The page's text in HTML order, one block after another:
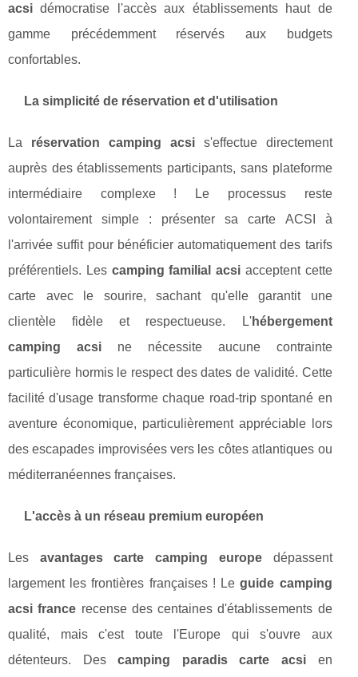
acsi démocratise l'accès aux établissements haut de
gamme précédemment réservés aux budgets
confortables.
La simplicité de réservation et d'utilisation
La réservation camping acsis'effectue directement
auprès des établissements participants, sans plateforme
intermédiaire complexe ! Le processus reste
volontairement simple : présenter sa carte ACSI à
l'arrivée suffit pour bénéficier automatiquement des tarifs
préférentiels. Les camping familial acsi acceptent cette
carte avec le sourire, sachant qu'elle garantit une
clientèle fidèle et respectueuse. L'hébergement
camping acsine nécessite aucune contrainte
particulière hormis le respect des dates de validité. Cette
facilité d'usage transforme chaque road-trip spontané en
aventure économique, particulièrement appréciable lors
des escapades improvisées vers les côtes atlantiques ou
méditerranéennes françaises.
L'accès à un réseau premium européen
Les avantages carte camping europedépassent
largement les frontières françaises ! Leguide camping
acsi france recense des centaines d'établissements de
qualité, mais c'est toute l'Europe qui s'ouvre aux
détenteurs. Descamping paradis carte acsi en